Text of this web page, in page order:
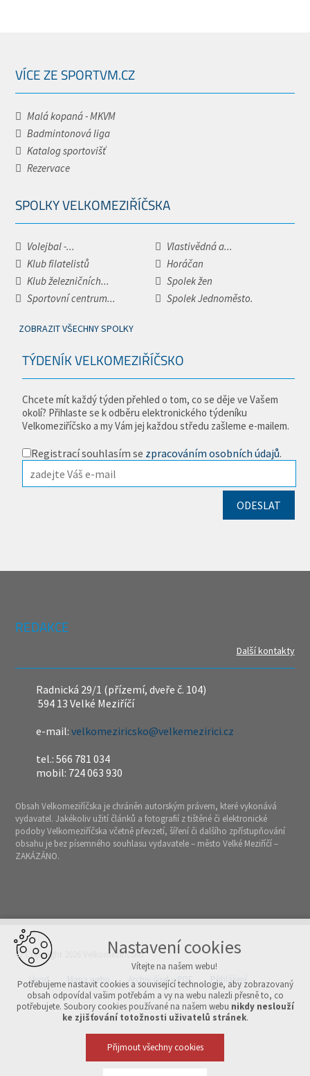
VÍCE ZE SPORTVM.CZ
Malá kopaná - MKVM
Badmintonová liga
Katalog sportovišť
Rezervace
SPOLKY VELKOMEZIŘÍČSKA
Volejbal -...
Vlastivědná a...
Klub filatelistů
Horáčan
Klub železničních...
Spolek žen
Sportovní centrum...
Spolek Jednoměsto.
ZOBRAZIT VŠECHNY SPOLKY
TÝDENÍK VELKOMEZIŘÍČSKO
Chcete mít každý týden přehled o tom, co se děje ve Vašem
okolí? Přihlaste se k odběru elektronického týdeníku
Velkomeziříčsko a my Vám jej každou středu zašleme e-mailem.
Registrací souhlasím se zpracováním osobních údajů.
REDAKCE
Další kontakty
Radnická 29/1 (přízemí, dveře č. 104)
594 13 Velké Meziříčí
e-mail:velkomeziricsko@velkemezirici.cz
tel.: 566 781 034
mobil: 724 063 930
Obsah Velkomeziříčska je chráněn autorským právem, které vykonává
vydavatel. Jakékoliv užití článků a fotografií z tištěné či elektronické
podoby Velkomeziříčska včetně převzetí, šíření či dalšího zpřístupňování
obsahu je bez písemného souhlasu vydavatele – město Velké Meziříčí –
ZAKÁZÁNO.
© Copyright 2026 Velkomeziříčsko
Úvod Mapa webu Archiv čísel v PDF Přihlášení
Vytvořeno v xart.cz
Nastavení cookies
Vítejte na našem webu!
Potřebujeme nastavit cookies a související technologie, aby zobrazovaný
obsah odpovídal vašim potřebám a vy na webu nalezli přesně to, co
potřebujete. Soubory cookies používané na našem webu nikdy neslouží
ke zjišťování totožnosti uživatelů stránek.
Přijmout všechny cookies